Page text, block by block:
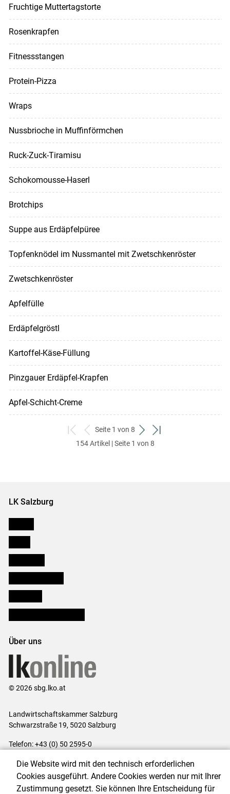
Fruchtige Muttertagstorte
Rosenkrapfen
Fitnessstangen
Protein-Pizza
Wraps
Nussbrioche in Muffinförmchen
Ruck-Zuck-Tiramisu
Schokomousse-Haserl
Brotchips
Suppe aus Erdäpfelpüree
Topfenknödel im Nussmantel mit Zwetschkenröster
Zwetschkenröster
Apfelfülle
Erdäpfelgröstl
Kartoffel-Käse-Füllung
Pinzgauer Erdäpfel-Krapfen
Apfel-Schicht-Creme
zum
ersten
zurück
zum
Seite 1 von 8
weiter
zum
zum
154 Artikel | Seite 1 von 8
LK Salzburg
Über uns
© 2026 sbg.lko.at
Landwirtschaftskammer Salzburg
Schwarzstraße 19, 5020 Salzburg
Telefon: +43 (0) 50 2595-0
Impressum|Kontakt|Datenschutzerklärung|Barrierefreiheit|
Cookie-Einstellungen
Die Website wird mit den technisch erforderlichen
Cookies ausgeführt. Andere Cookies werden nur mit Ihrer
Zustimmung gesetzt. Sie können Ihre Entscheidung für